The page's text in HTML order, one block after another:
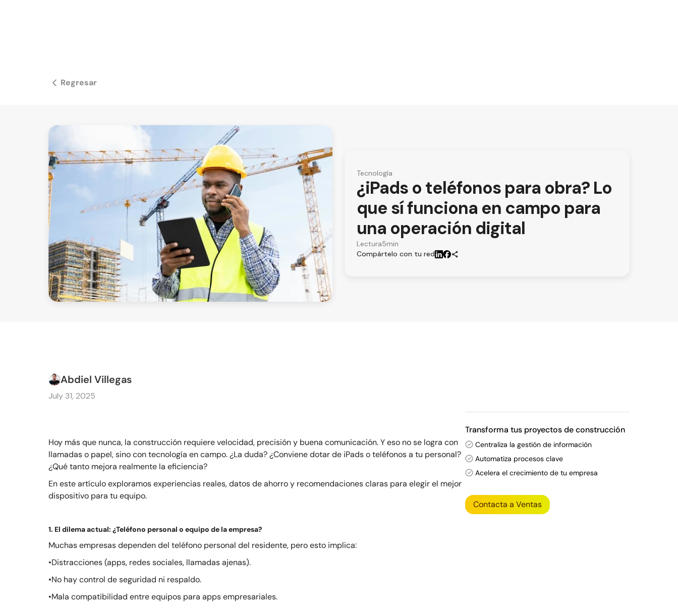
Regresar
Tecnología
¿iPads o teléfonos para obra? Lo
que sí funciona en campo para
una operación digital
Lectura5min
Compártelo con tu red
Abdiel Villegas
July 31, 2025
Hoy más que nunca, la construcción requiere velocidad, precisión y buena comunicación. Y eso no se logra con
llamadas o papel, sino con tecnología en campo. ¿La duda? ¿Conviene dotar de iPads o teléfonos a tu personal?
¿Qué tanto mejora realmente la eficiencia?
En este artículo exploramos experiencias reales, datos de ahorro y recomendaciones claras para elegir el mejor
dispositivo para tu equipo.
1. El dilema actual: ¿Teléfono personal o equipo de la empresa?
Muchas empresas dependen del teléfono personal del residente, pero esto implica:
•Distracciones (apps, redes sociales, llamadas ajenas).
•No hay control de seguridad ni respaldo.
•Mala compatibilidad entre equipos para apps empresariales.
Transforma tus proyectos de construcción
Centraliza la gestión de información
Automatiza procesos clave
Acelera el crecimiento de tu empresa
Contacta a Ventas